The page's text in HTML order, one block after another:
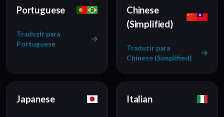
Portuguese
Traduzir para
Portuguese
Chinese
(Simplified)
Traduzir para
Chinese (Simplified)
Japanese Italian